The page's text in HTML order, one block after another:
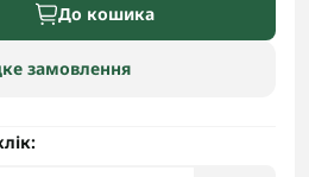
До кошика
замовлення